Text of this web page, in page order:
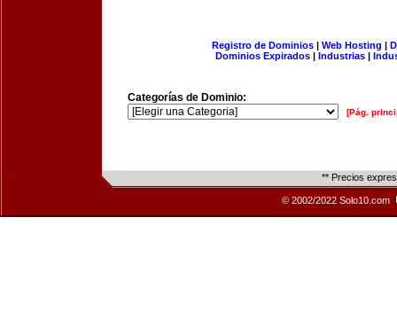
Registro de Dominios| Web Hosting |
Dominios Expirados | Industrias |
Categorías de Dominio:
[Pág.
** Precios
© 2002/2022 Solo10.com